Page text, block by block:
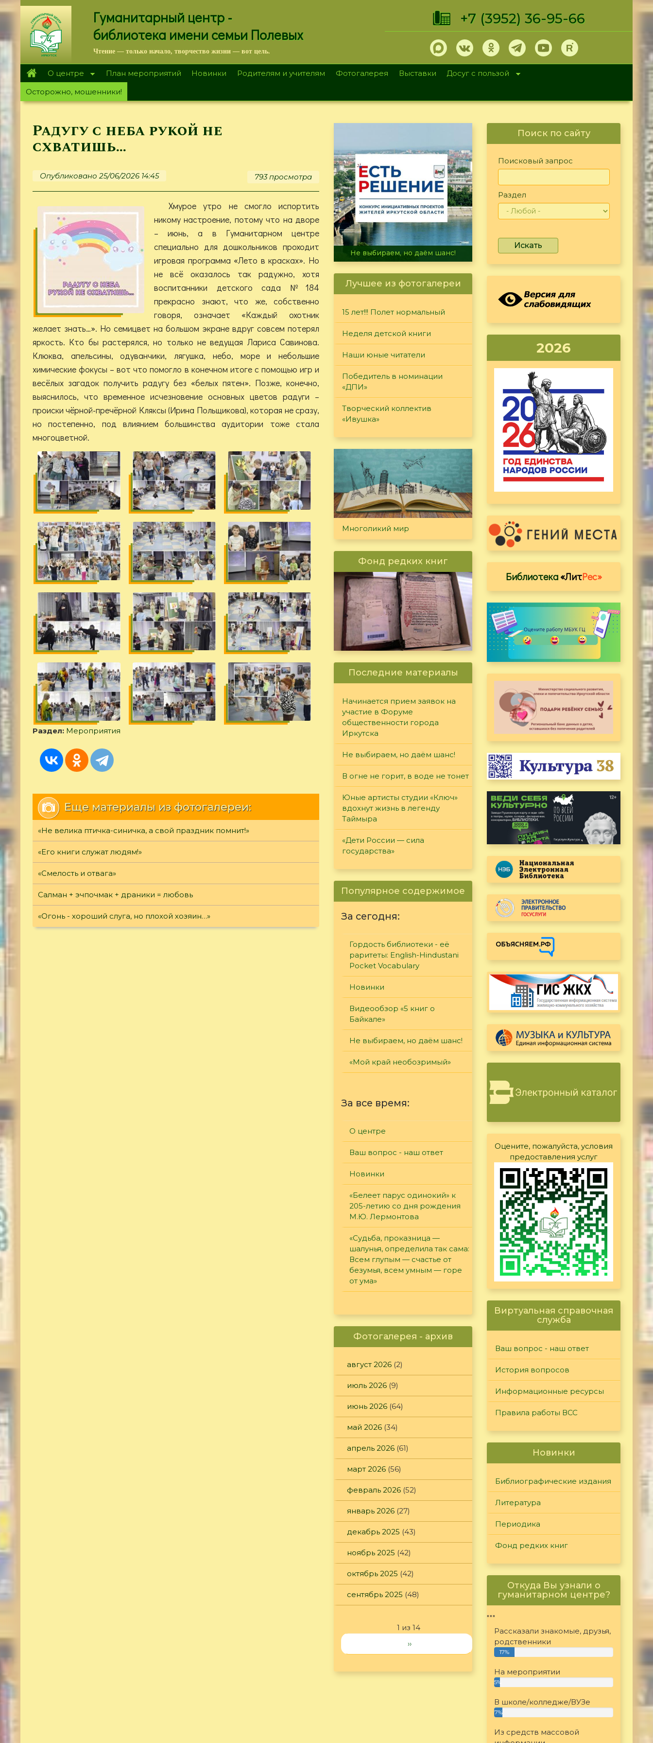
Перейти
к
основному
содержанию
Гуманитарный центр -
библиотека имени семьи Полевых
Чтение — только начало, творчество жизни — вот цель.
+7 (3952) 36-95-66
О центре План мероприятий Новинки Родителям и учителям Фотогалерея Выставки
Досуг с пользой
Осторожно, мошенники!
Радугу с неба рукой не
схватишь…
Опубликовано 25/06/2026 14:45 793 просмотра
Хмурое утро не смогло испортить
никому настроение, потому что на дворе
– июнь, а в Гуманитарном центре
специально для дошкольников проходит
игровая программа «Лето в красках». Но
не всё оказалось так радужно, хотя
воспитанники детского сада №184
прекрасно знают, что же, собственно
говоря, означает «Каждый охотник
желает знать…». Но семицвет на большом экране вдруг совсем потерял
яркость. Кто бы растерялся, но только не ведущая Лариса Савинова.
Клюква, апельсины, одуванчики, лягушка, небо, море и небольшие
химические фокусы – вот что помогло в конечном итоге с помощью игр и
весёлых загадок получить радугу без «белых пятен». Позже, конечно,
выяснилось, что временное исчезновение основных цветов радуги –
происки чёрной-пречёрной Кляксы (Ирина Польщикова), которая не сразу,
но постепенно, под влиянием большинства аудитории тоже стала
многоцветной.
Раздел: Мероприятия
Еще материалы из фотогалереи:
«Не велика птичка-синичка, а свой праздник помнит!»
«Его книги служат людям!»
«Смелость и отвага»
Салман + эчпочмак + драники = любовь
«Огонь - хороший слуга, но плохой хозяин…»
В огне не горит, в воде не тонет
Лучшее из фотогалереи
15 лет!!! Полет нормальный
Неделя детской книги
Наши юные читатели
Победитель в номинации
«ДПИ»
Творческий коллектив
«Ивушка»
Многоликий мир
Фонд редких книг
Последние материалы
Начинается прием заявок на
участие в Форуме
общественности города
Иркутска
Не выбираем, но даём шанс!
В огне не горит, в воде не тонет
Юные артисты студии «Ключ»
вдохнут жизнь в легенду
Таймыра
«Дети России — сила
государства»
Популярное содержимое
За сегодня:
Гордость библиотеки - её
раритеты: English-Hindustani
Pocket Vocabulary
Новинки
Видеообзор «5 книг о
Байкале»
Не выбираем, но даём шанс!
«Мой край необозримый»
За все время:
О центре
Ваш вопрос - наш ответ
Новинки
«Белеет парус одинокий» к
205-летию со дня рождения
М.Ю. Лермонтова
«Судьба, проказница —
шалунья, определила так сама:
Всем глупым — счастье от
безумья, всем умным — горе
от ума»
Фотогалерея - архив
август 2026 (2)
июль 2026 (9)
июнь 2026 (64)
май 2026 (34)
апрель 2026 (61)
март 2026 (56)
февраль 2026 (52)
январь 2026 (27)
декабрь 2025 (43)
ноябрь 2025 (42)
октябрь 2025 (42)
сентябрь 2025 (48)
1 из 14
››
Поиск по сайту
Поисковый запрос
Раздел
Искать
2026
Библиотека«ЛитРес»
Оцените, пожалуйста, условия
предоставления услуг
Виртуальная справочная
служба
Ваш вопрос - наш ответ
История вопросов
Информационные ресурсы
Правила работы ВСС
Новинки
Библиографические издания
Литература
Периодика
Фонд редких книг
Откуда Вы узнали о
гуманитарном центре?
"""
Рассказали знакомые, друзья,
родственники
17%
На мероприятии
5%
В школе/колледже/ВУЗе
7%
Из средств массовой